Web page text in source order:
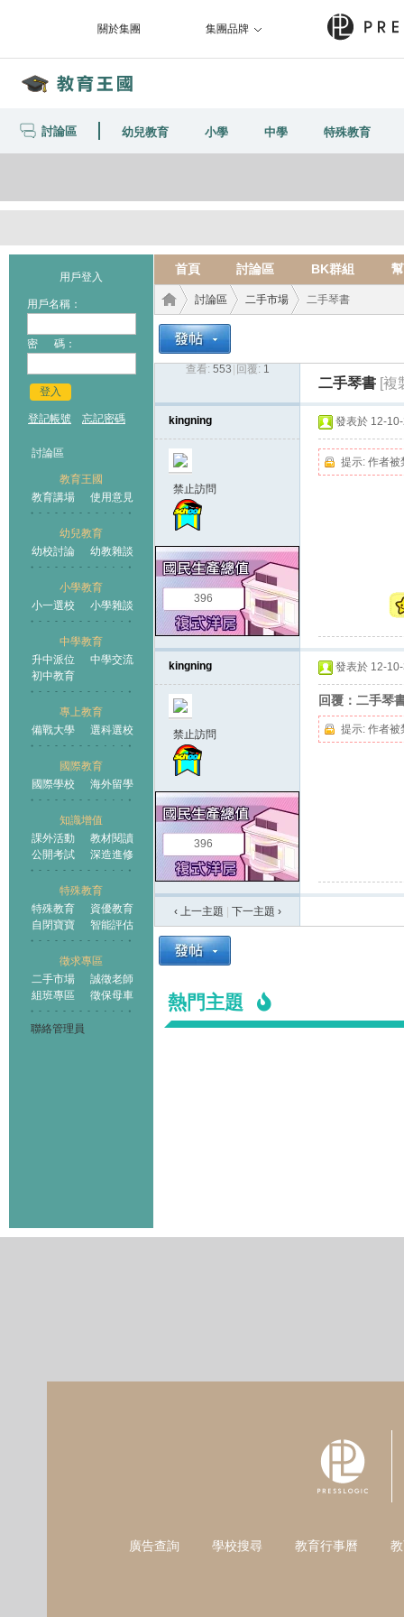
關於集團 集團品牌
討論區 幼兒教育 小學 中學 特殊教育
用戶登入
用戶名稱：
密 碼：
登入
登記帳號 忘記密碼
討論區
教育王國
教育講場
使用意見
幼兒教育
幼校討論
幼教雜談
小學教育
小一選校
小學雜談
中學教育
升中派位
中學交流
初中教育
專上教育
備戰大學
選科選校
國際教育
國際學校
海外留學
知識增值
課外活動
教材閱讀
公開考試
深造進修
特殊教育
特殊教育
資優教育
自閉寶寶
智能評估
徵求專區
二手市場
誠徵老師
組班專區
徵保母車
聯絡管理員
首頁 討論區 BK群組
王國
討論區
›
二手市場 二手琴書
查看: 553 回覆: 1
二手琴書 [複
kingning
禁止訪問
396
發表於 12-
提示: 作者被
kingning
禁止訪問
396
發表於 12-
回覆：二手琴
提示: 作者被
‹ 上一主題 下一主題 ›
熱門主題
廣告查詢 學校搜尋 教育行事曆